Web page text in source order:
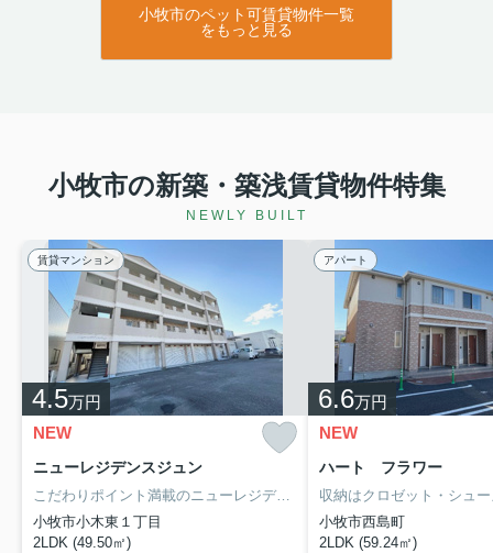
小牧市のペット可賃貸物件一覧
をもっと見る
小牧市の新築・築浅賃貸物件特集
NEWLY BUILT
賃貸マンション
4.5万円
NEW
ニューレジデンスジュン
こだわりポイント満載のニューレジデンスジュン。室内設備はエアコン・バストイレ別などが揃っており、とても充実しています。来訪者の顔が見えるTVインターホン付き。素敵な2LDKをお探しの方は当社まで。こちらは駐輪場付きの物件です。次のお住まいは、名鉄小牧線小牧周辺でお探しになってみては。アップルーム 小牧店までのご連絡は、0568-74-7730からお願いします。
小牧市小木東１丁目
2LDK (49.50㎡)
アパート
6.6万円
NEW
ハート フラワー
小牧市西島町
2LDK (59.24㎡)